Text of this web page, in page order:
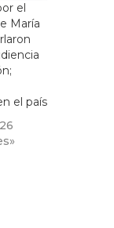
el
María
el país